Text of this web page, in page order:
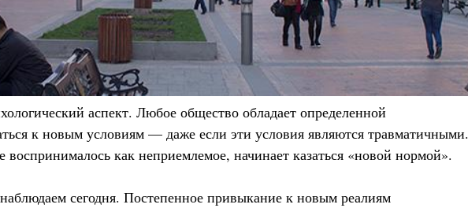
аспект. Любое общество обладает определенной
к новым условиям — даже если эти условия являются травматичными.
воспринималось как неприемлемое, начинает казаться «новой нормой».
сегодня. Постепенное привыкание к новым реалиям